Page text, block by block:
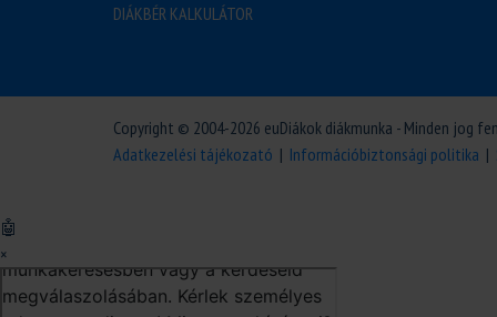
DIÁKBÉR KALKULÁTOR
Copyright © 2004-2026 euDiákok diákmunka - Minden jog
Adatkezelési tájékozató | Információbiztonsági politika |
🤖
×